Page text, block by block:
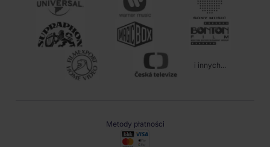
i innych...
Metody płatności